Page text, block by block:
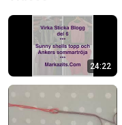
24:22